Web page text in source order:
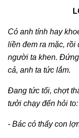
Có anh tính hay
liền đem ra mặc,
người ta khen.
cả, anh ta tức lắm.
Đang tức tối, chợt
tưởi chạy đến hỏi to:
- Bác có thấy con